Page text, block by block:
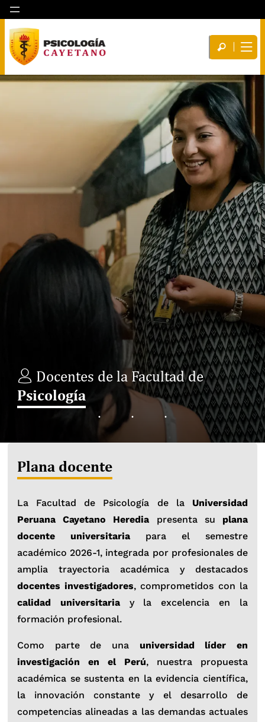
Docentes de la Facultad de
Psicología
Plana docente
La Facultad de Psicología de la Universidad
Peruana Cayetano Heredia presenta su plana
docente universitaria para el semestre
académico 2026-1, integrada por profesionales de
amplia trayectoria académica y destacados
docentes investigadores, comprometidos con la
calidad universitaria y la excelencia en la
formación profesional.
Como parte de una universidad líder en
investigación en el Perú, nuestra propuesta
académica se sustenta en la evidencia científica,
la innovación constante y el desarrollo de
competencias alineadas a las demandas actuales